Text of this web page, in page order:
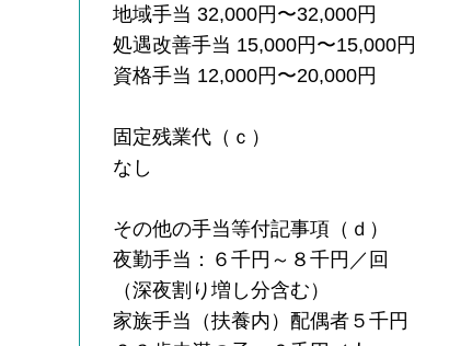
地域手当 32,000円〜32,000円
処遇改善手当 15,000円〜15,000円
資格手当 12,000円〜20,000円
固定残業代（ｃ）
なし
その他の手当等付記事項（ｄ）
夜勤手当：６千円～８千円／回
（深夜割り増し分含む）
家族手当（扶養内）配偶者５千円